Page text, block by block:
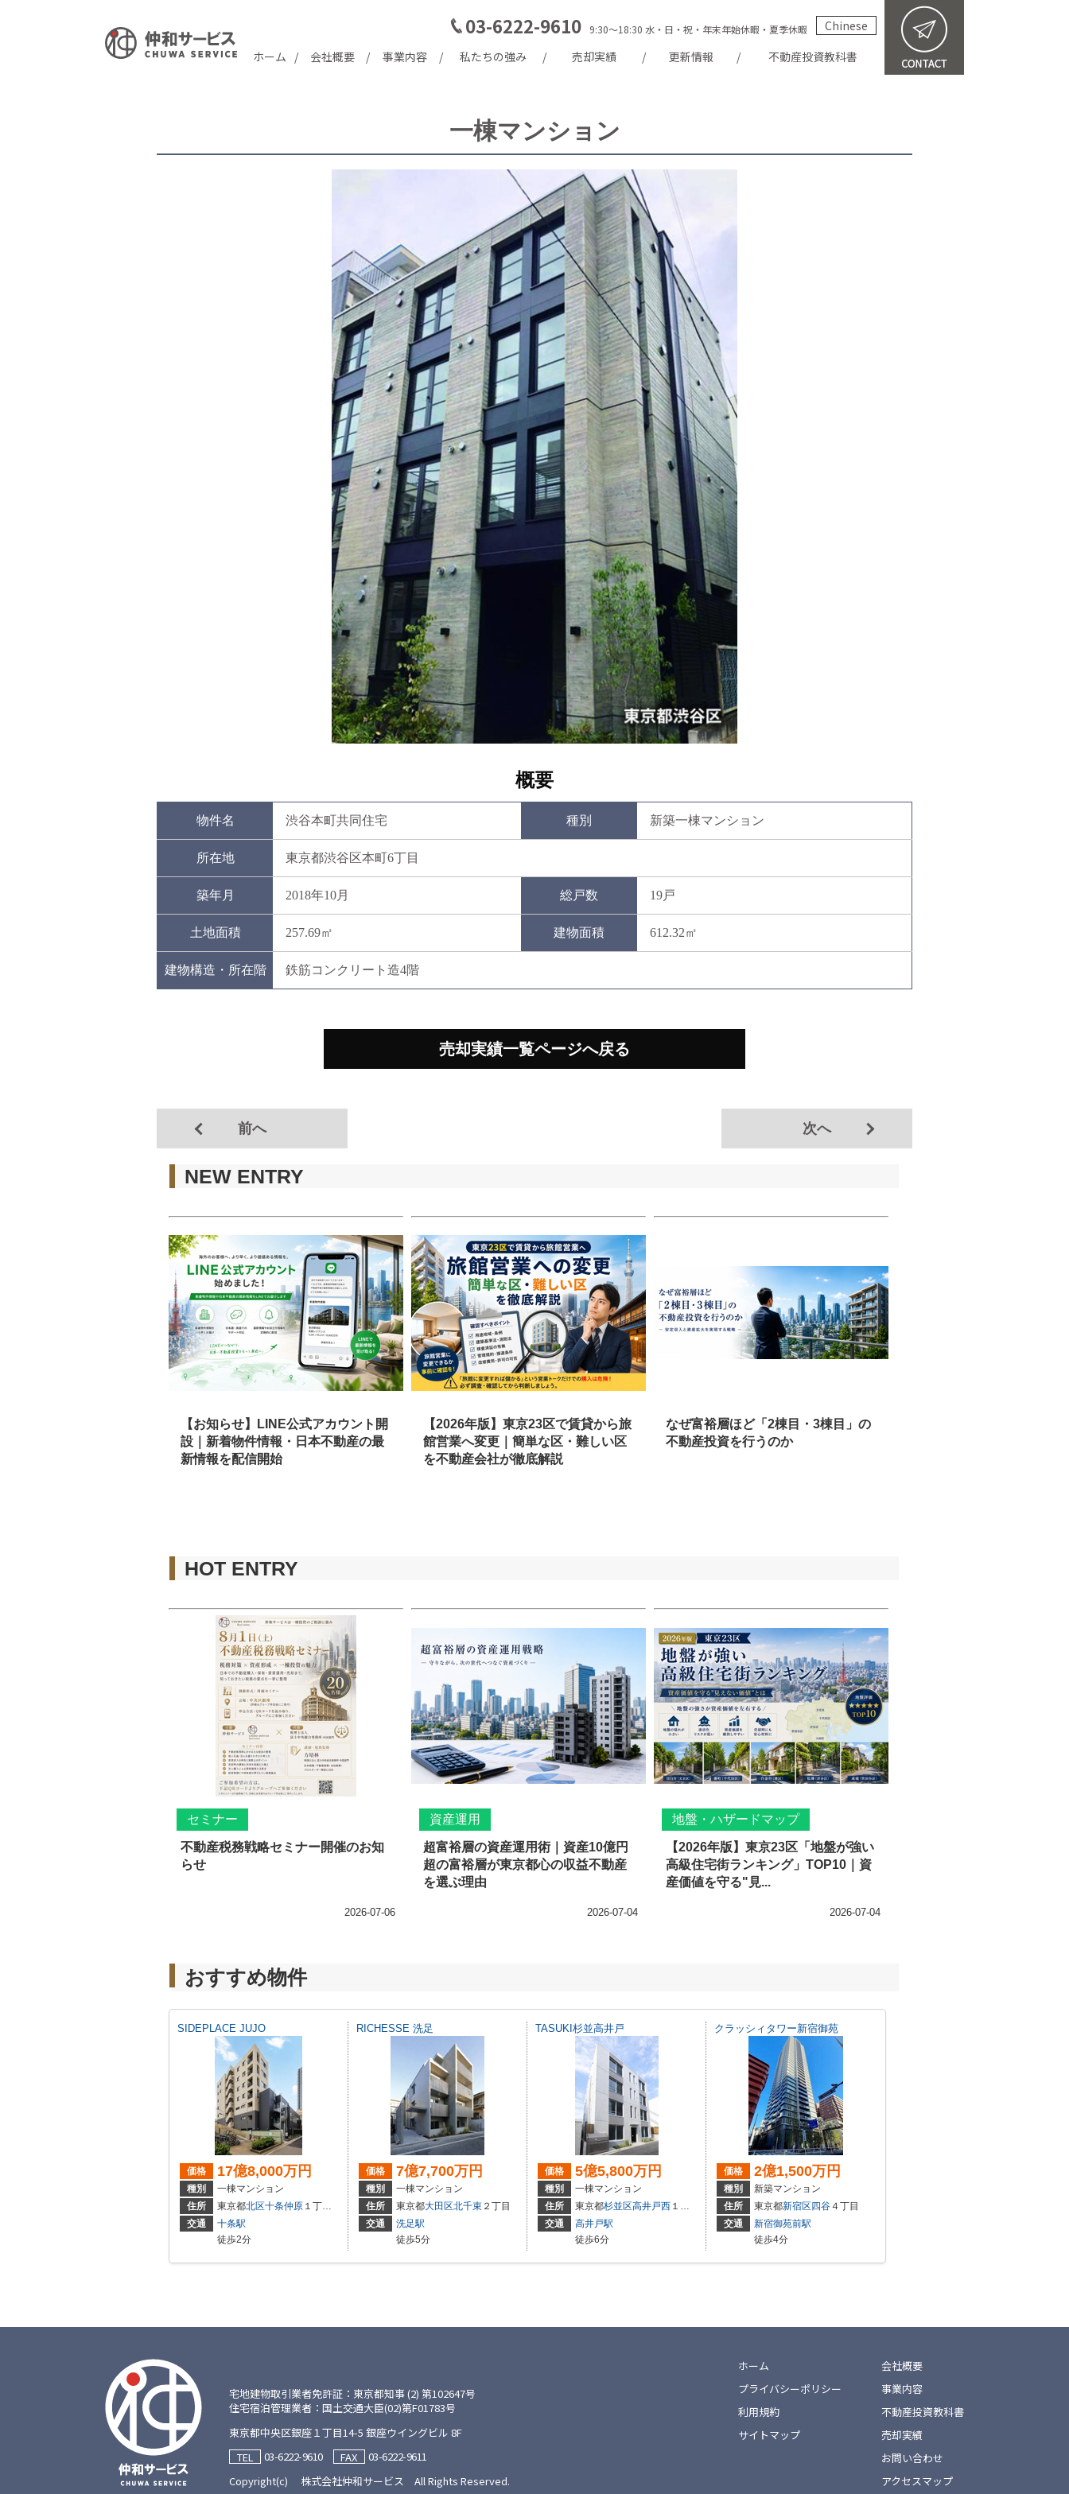
03-6222-9610 9:30～18:30 水・日・祝・年末年始休暇・夏季休暇
Chinese
ホーム
会社概要 事業内容 私たちの強み 売却実績 更新情報 不動産投資教科書
一棟マンション
概要
物件名 渋谷本町共同住宅 種別 新築一棟マンション
所在地 東京都渋谷区本町6丁目
築年月 2018年10月 総戸数 19戸
土地面積 257.69㎡ 建物面積 612.32㎡
建物構造・所在階 鉄筋コンクリート造4階
売却実績一覧ページへ戻る
前へ 次へ
NEW ENTRY
【お知らせ】LINE公式アカウント開
設｜新着物件情報・日本不動産の最
新情報を配信開始
【2026年版】東京23区で賃貸から旅
館営業へ変更｜簡単な区・難しい区
を不動産会社が徹底解説
なぜ富裕層ほど「2棟目・3棟目」の
不動産投資を行うのか
HOT ENTRY
セミナー
不動産税務戦略セミナー開催のお知
らせ
2026-07-06
資産運用
超富裕層の資産運用術｜資産10億円
超の富裕層が東京都心の収益不動産
を選ぶ理由
2026-07-04
地盤・ハザードマップ
【2026年版】東京23区「地盤が強い
高級住宅街ランキング」TOP10｜資
産価値を守る"見...
2026-07-04
おすすめ物件
SIDEPLACE JUJO
価格 17億8,000万円
種別
一棟マンション
住所
東京都北区十条仲原 １丁目1-3
交通
十条駅
徒歩2分
RICHESSE 洗足
価格 7億7,700万円
種別
一棟マンション
住所
東京都大田区北千束 ２丁目
交通
洗足駅
徒歩5分
TASUKI杉並高井戸
価格 5億5,800万円
種別
一棟マンション
住所
東京都杉並区高井戸西 １丁目
交通
高井戸駅
徒歩6分
クラッシィタワー新宿御苑
価格 2億1,500万円
種別
新築マンション
住所
東京都新宿区四谷４丁目
交通
新宿御苑前駅
徒歩4分
宅地建物取引業者免許証：東京都知事 (2) 第102647号
住宅宿泊管理業者：国土交通大臣(02)第F01783号
東京都中央区銀座１丁目14-5 銀座ウイングビル 8F
TEL
03-6222-9610 FAX
03-6222-9611
Copyright(c) 株式会社仲和サービス All Rights Reserved.
ホーム
プライバシーポリシー
利用規約
サイトマップ
会社概要
事業内容
不動産投資教科書
売却実績
お問い合わせ
アクセスマップ